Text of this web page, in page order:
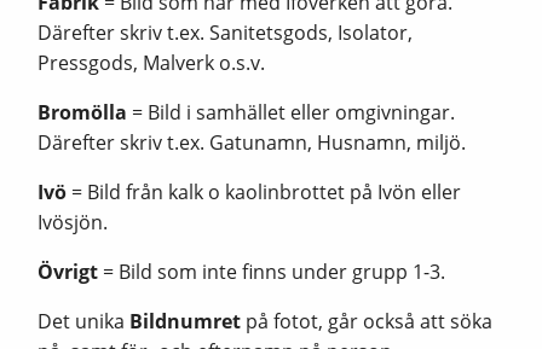
Därefter skriv t.ex. Sanitetsgods, Isolator,
Pressgods, Malverk o.s.v.
Bromölla = Bild i samhället eller omgivningar.
Därefter skriv t.ex. Gatunamn, Husnamn, miljö.
Ivö = Bild från kalk o kaolinbrottet på Ivön eller
Ivösjön.
Övrigt = Bild som inte finns under grupp 1-3.
Det unika Bildnumret på fotot, går också att söka